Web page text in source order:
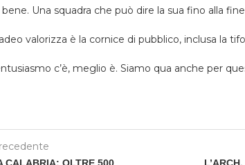
Una squadra che può dire la sua fino alla
valorizza è la cornice di pubblico, inclusa la
c’è, meglio è. Siamo qua anche per